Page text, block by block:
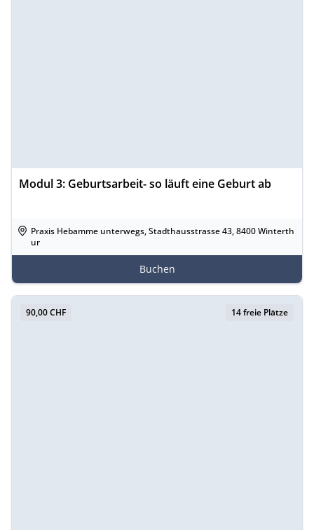
Modul 3: Geburtsarbeit- so läuft eine Geburt ab
Praxis Hebamme unterwegs, Stadthausstrasse 43, 8400 Winterth
ur
Buchen
90,00 CHF 14 freie Plätze